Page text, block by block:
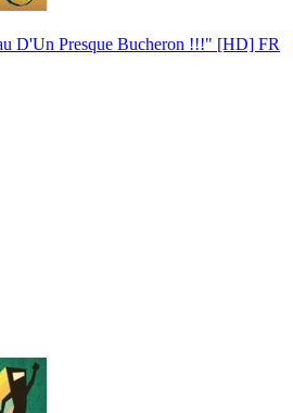
D'Un Presque Bucheron !!!" [HD] FR